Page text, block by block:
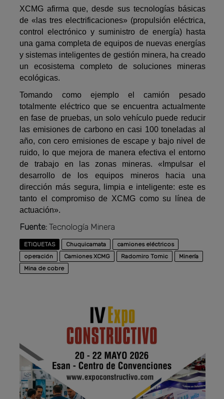
XCMG afirma que, desde sus tecnologías básicas
de «las tres electrificaciones» (propulsión eléctrica,
control electrónico y suministro de energía) hasta
una gama completa de equipos de nuevas energías
y sistemas inteligentes de gestión minera, ha creado
un ecosistema completo de soluciones mineras
ecológicas.
Tomando como ejemplo el camión pesado
totalmente eléctrico que se encuentra actualmente
en fase de pruebas, un solo vehículo puede reducir
las emisiones de carbono en casi 100 toneladas al
año, con cero emisiones de escape y bajo nivel de
ruido, lo que mejora de manera efectiva el entorno
de trabajo en las zonas mineras. «Impulsar el
desarrollo de los equipos mineros hacia una
dirección más segura, limpia e inteligente: este es
tanto el compromiso de XCMG como su línea de
actuación».
Fuente: Tecnología Minera
ETIQUETAS Chuquicamata
camiones eléctricos
operación
Camiones XCMG Radomiro Tomic
Minería
Mina de cobre